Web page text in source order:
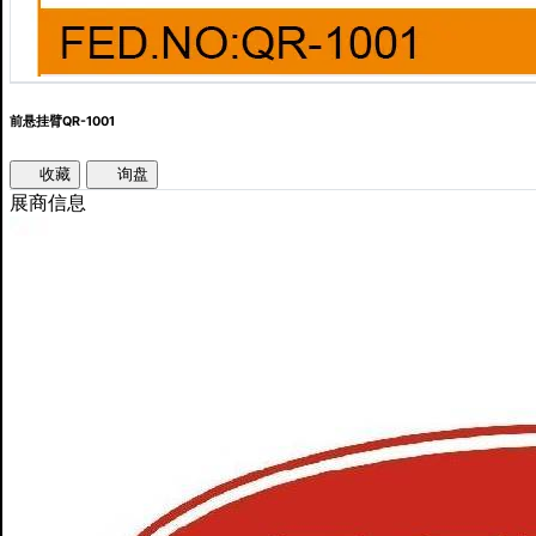
前悬挂臂QR-1001
收藏 询盘
展商信息